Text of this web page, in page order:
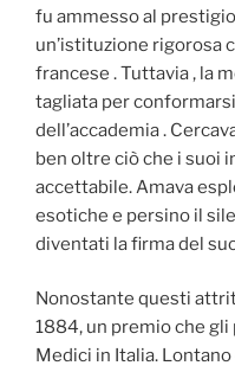
fu ammesso al
un’istituzione rigorosa
francese . Tuttavia , la
tagliata per
dell’accademia .
ben oltre ciò che i suoi
accettabile. Amava
esotiche e persino il
diventati la firma del
Nonostante questi
1884, un premio che
Medici in Italia.